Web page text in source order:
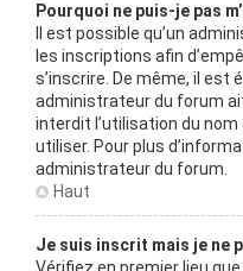
Pourquoi ne puis-je pas
Il est possible qu’un
les inscriptions afin
s’inscrire. De même, il est
administrateur du forum
interdit l’utilisation du
utiliser. Pour plus
administrateur du forum.
Haut
Je suis inscrit mais je ne